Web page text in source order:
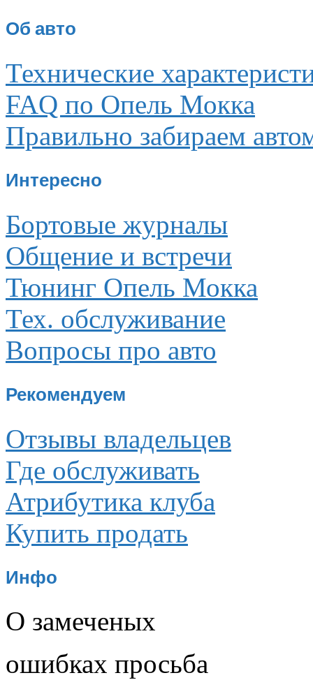
Об авто
Технические
FAQ по Опель Мокка
Правильно забираем
Интересно
Бортовые журналы
Общение и встречи
Тюнинг Опель Мокка
Тех. обслуживание
Вопросы про авто
Рекомендуем
Отзывы владельцев
Где обслуживать
Атрибутика клуба
Купить продать
Инфо
О замеченых
ошибках просьба